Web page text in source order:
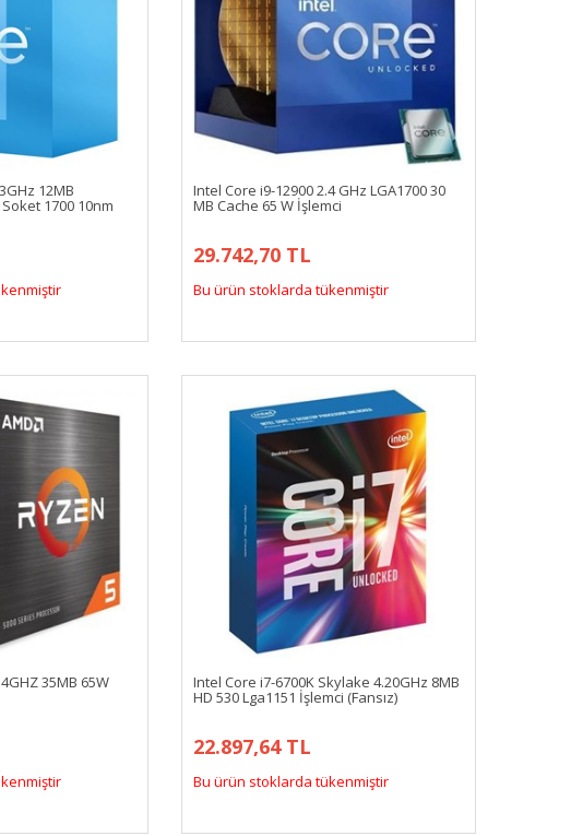
12MB
1700 10nm
Intel Core i9-12900 2.4 GHz LGA1700 30
MB Cache 65 W İşlemci
29.742,70 TL
Bu ürün stoklarda tükenmiştir
35MB 65W Intel Core i7-6700K Skylake 4.20GHz 8MB
HD 530 Lga1151 İşlemci (Fansız)
22.897,64 TL
Bu ürün stoklarda tükenmiştir